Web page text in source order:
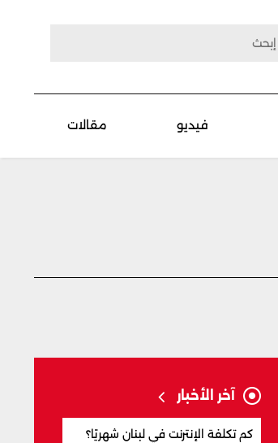
فيديو مقالات
آخر الأخبار
كم تكلفة الإنترنت في لبنان شهريًا؟